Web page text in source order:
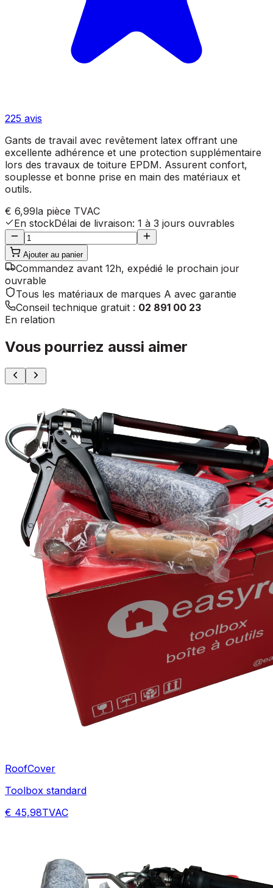
225 avis
Gants de travail avec revêtement latex offrant une
excellente adhérence et une protection supplémentaire
lors des travaux de toiture EPDM. Assurent confort,
souplesse et bonne prise en main des matériaux et
outils.
€ 6,99la pièce TVAC
En stockDélai de livraison: 1 à 3 jours ouvrables
Ajouter au panier
Commandez avant 12h, expédié le prochain jour
ouvrable
Tous les matériaux de marques A avec garantie
Conseil technique gratuit : 02 891 00 23
En relation
Vous pourriez aussi aimer
RoofCover
Toolbox standard
€ 45,98TVAC